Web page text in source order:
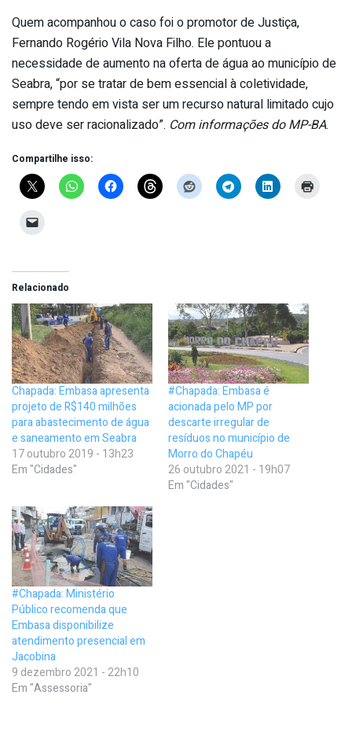
Quem acompanhou o caso foi o promotor de Justiça,
Fernando Rogério Vila Nova Filho. Ele pontuou a
necessidade de aumento na oferta de água ao município de
Seabra, “por se tratar de bem essencial à coletividade,
sempre tendo em vista ser um recurso natural limitado cujo
uso deve ser racionalizado”. Com informações do MP-BA.
Compartilhe isso:
Relacionado
Chapada: Embasa apresenta
projeto de R$140 milhões
para abastecimento de água
e saneamento em Seabra
17 outubro 2019 - 13h23
Em "Cidades"
#Chapada: Embasa é
acionada pelo MP por
descarte irregular de
resíduos no município de
Morro do Chapéu
26 outubro 2021 - 19h07
Em "Cidades"
#Chapada: Ministério
Público recomenda que
Embasa disponibilize
atendimento presencial em
Jacobina
9 dezembro 2021 - 22h10
Em "Assessoria"